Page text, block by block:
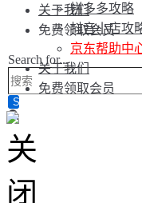
关于我们
免费领取会员
Search for...
拼多多攻略
抖音小店攻
京东帮助中
关于我们
免费领取会员